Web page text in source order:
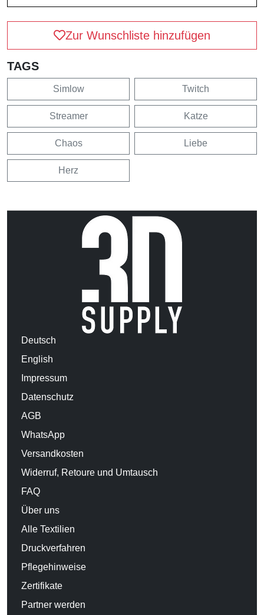
Zur Wunschliste hinzufügen
TAGS
Simlow Twitch
Streamer Katze
Chaos Liebe
Herz
Deutsch
English
Impressum
Datenschutz
AGB
WhatsApp
Versandkosten
Widerruf, Retoure und Umtausch
FAQ
Über uns
Alle Textilien
Druckverfahren
Pflegehinweise
Zertifikate
Partner werden